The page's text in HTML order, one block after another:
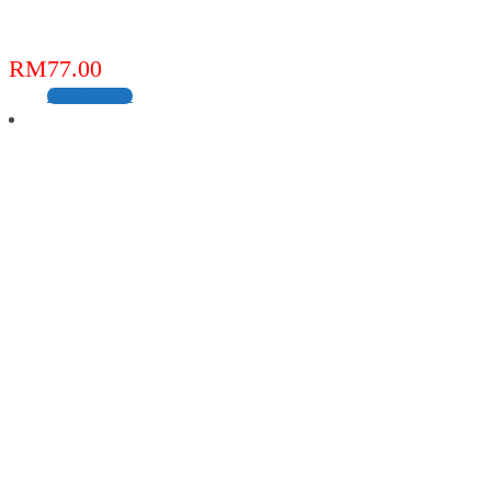
RM77.00
加入购物车